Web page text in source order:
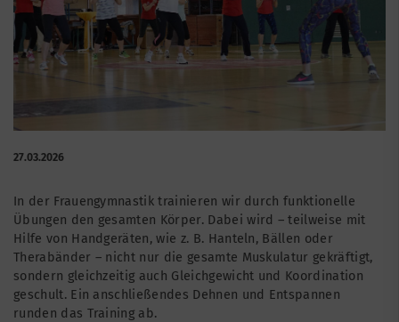
27.03.2026
In der Frauengymnastik trainieren wir durch funktionelle
Übungen den gesamten Körper. Dabei wird – teilweise mit
Hilfe von Handgeräten, wie z. B. Hanteln, Bällen oder
Therabänder – nicht nur die gesamte Muskulatur gekräftigt,
sondern gleichzeitig auch Gleichgewicht und Koordination
geschult. Ein anschließendes Dehnen und Entspannen
runden das Training ab.